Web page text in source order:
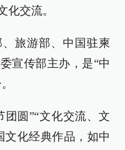
化交流。
旅游部、中国驻柬
宣传部主办，是“中
团圆”“文化交流、文
文化经典作品，如中